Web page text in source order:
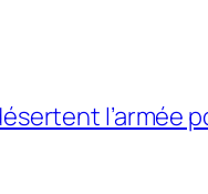
l’armée